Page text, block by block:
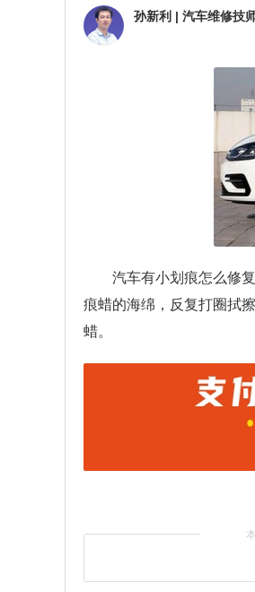
孙新利 | 汽车维修技
汽车有小划痕怎么修
痕蜡的海绵，反复打圈拭
蜡。